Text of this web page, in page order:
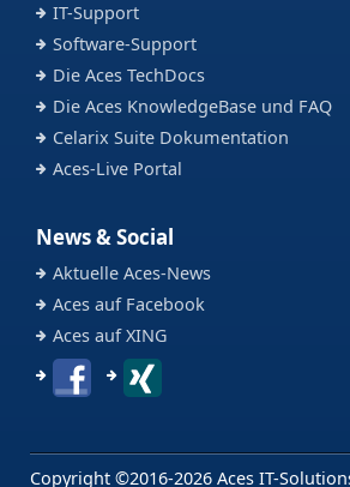
IT-Support
Software-Support
Die Aces TechDocs
Die Aces KnowledgeBase und FAQ
Celarix Suite Dokumentation
Aces-Live Portal
News & Social
Aktuelle Aces-News
Aces auf Facebook
Aces auf XING
Copyright ©2016-2026 Aces IT-